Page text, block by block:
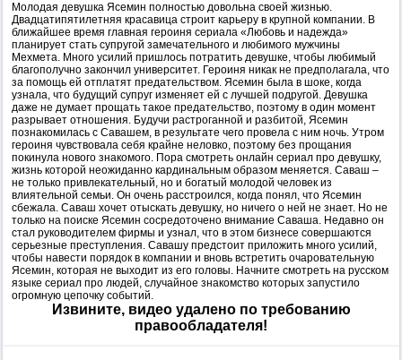
Молодая девушка Ясемин полностью довольна своей жизнью.
Двадцатипятилетняя красавица строит карьеру в крупной компании. В
ближайшее время главная героиня сериала «Любовь и надежда»
планирует стать супругой замечательного и любимого мужчины
Мехмета. Много усилий пришлось потратить девушке, чтобы любимый
благополучно закончил университет. Героиня никак не предполагала, что
за помощь ей отплатят предательством. Ясемин была в шоке, когда
узнала, что будущий супруг изменяет ей с лучшей подругой. Девушка
даже не думает прощать такое предательство, поэтому в один момент
разрывает отношения. Будучи растроганной и разбитой, Ясемин
познакомилась с Савашем, в результате чего провела с ним ночь. Утром
героиня чувствовала себя крайне неловко, поэтому без прощания
покинула нового знакомого. Пора смотреть онлайн сериал про девушку,
жизнь которой неожиданно кардинальным образом меняется. Саваш –
не только привлекательный, но и богатый молодой человек из
влиятельной семьи. Он очень расстроился, когда понял, что Ясемин
сбежала. Саваш хочет отыскать девушку, но ничего о ней не знает. Но не
только на поиске Ясемин сосредоточено внимание Саваша. Недавно он
стал руководителем фирмы и узнал, что в этом бизнесе совершаются
серьезные преступления. Савашу предстоит приложить много усилий,
чтобы навести порядок в компании и вновь встретить очаровательную
Ясемин, которая не выходит из его головы. Начните смотреть на русском
языке сериал про людей, случайное знакомство которых запустило
огромную цепочку событий.
Извините, видео удалено по требованию
правообладателя!